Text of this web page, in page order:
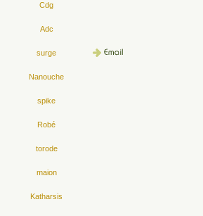
Cdg
Adc
surge
Nanouche
spike
Robé
torode
maion
Katharsis